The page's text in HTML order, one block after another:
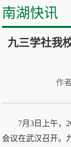
南湖快讯
九三学社我
作
7月3日上午，
会议在武汉召开。